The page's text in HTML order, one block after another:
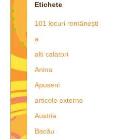
Etichete
101 locuri românești
a
alti calatori
Anina
Apuseni
articole externe
Austria
Bacău